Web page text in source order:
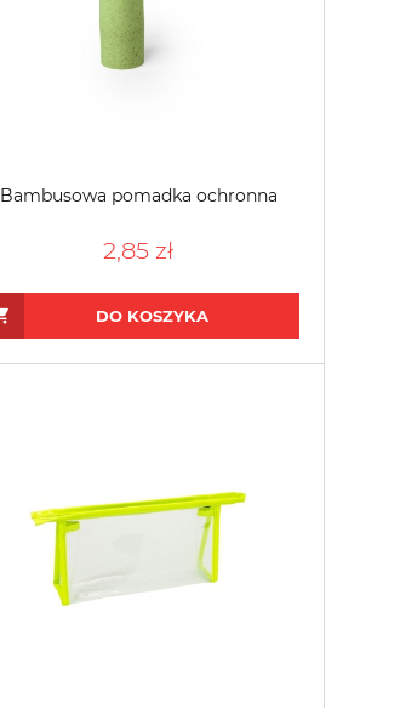
Bambusowa pomadka ochronna
2,85 zł
DO KOSZYKA